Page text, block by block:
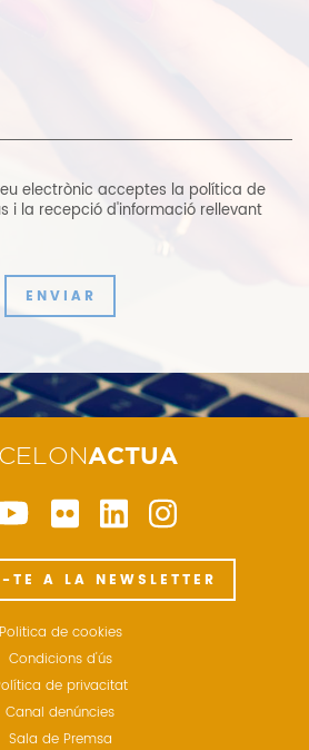
electrònic acceptes la política de
i la recepció d'informació rellevant
ENVIAR
ACTUA
TE A LA NEWSLETTER
Politica de cookies
Condicions d'ús
de privacitat
Canal denúncies
Sala de Premsa